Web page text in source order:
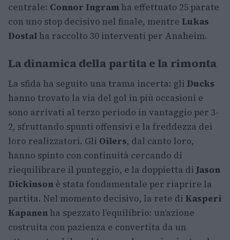
centrale: Connor Ingram ha effettuato 25 parate
con uno stop decisivo nel finale, mentre Lukas
Dostal ha raccolto 30 interventi per Anaheim.
La dinamica della partita e la rimonta
La sfida ha seguito una trama incerta: gli Ducks
hanno trovato la via del gol in più occasioni e
sono arrivati al terzo periodo in vantaggio per 3-
2, sfruttando spunti offensivi e la freddezza dei
loro realizzatori. Gli Oilers, dal canto loro,
hanno spinto con continuità cercando di
riequilibrare il punteggio, e la doppietta di Jason
Dickinson è stata fondamentale per riaprire la
partita. Nel momento decisivo, la rete di Kasperi
Kapanen ha spezzato l’equilibrio: un’azione
costruita con pazienza e convertita da un